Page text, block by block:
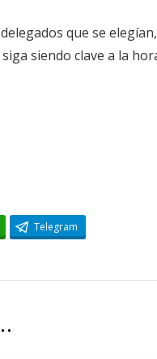
que se
siendo clave a la
Telegram